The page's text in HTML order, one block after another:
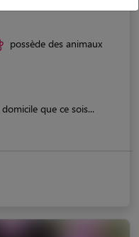
possède des animaux
que ce sois...